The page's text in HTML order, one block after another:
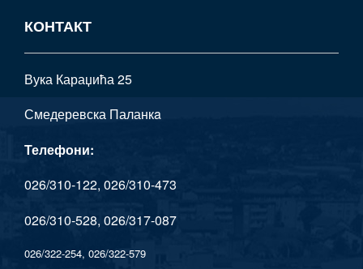
КОНТАКТ
Вука Караџића 25
Смедеревска Паланкa
Телефони:
026/310-122, 026/310-473
026/310-528, 026/317-087
026/322-254, 026/322-579